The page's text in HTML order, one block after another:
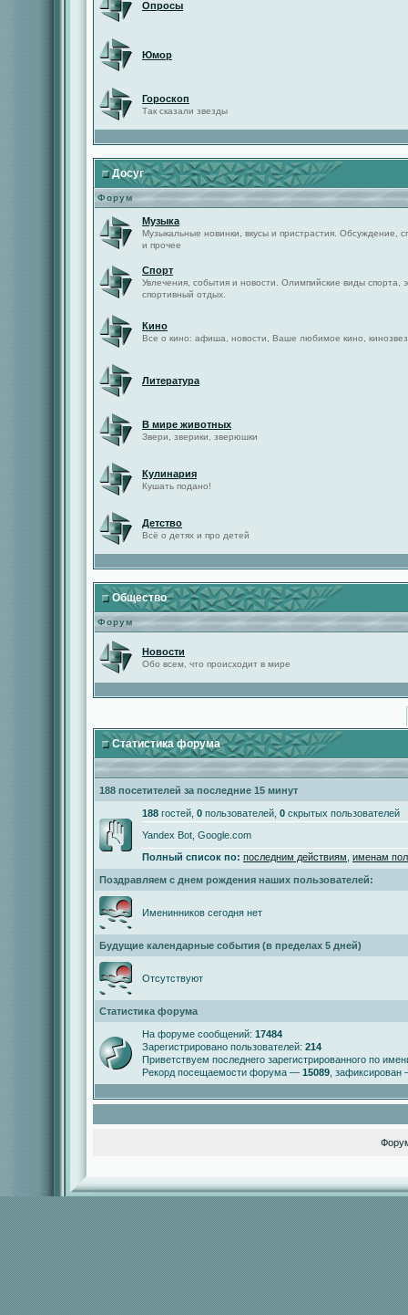
Опросы
Юмор
Гороскоп
Так сказали звезды
Досуг
Форум
Музыка
Музыкальные новинки, вкусы и пристрастия. Обсуждение,
и прочее
Спорт
Увлечения, события и новости. Олимпийские виды спорта,
спортивный отдых.
Кино
Все о кино: афиша, новости, Ваше любимое кино,
Литература
В мире животных
Звери, зверики, зверюшки
Кулинария
Кушать подано!
Детство
Всё о детях и про детей
Общество
Форум
Новости
Обо всем, что происходит в мире
Статистика форума
188 посетителей за последние 15 минут
188 гостей, 0 пользователей, 0 скрытых пользователей
Yandex Bot, Google.com
Полный список по: последним действиям именам
Поздравляем с днем рождения наших пользователей:
Именинников сегодня нет
Будущие календарные события (в пределах 5 дней)
Отсутствуют
Статистика форума
На форуме сообщений: 17484
Зарегистрировано пользователей: 214
Приветствуем последнего зарегистрированного по
Рекорд посещаемости форума — 15089 ,